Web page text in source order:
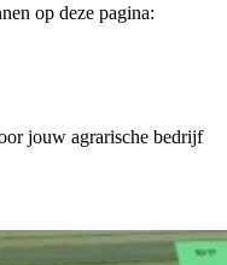
op deze pagina:
jouw agrarische bedrijf